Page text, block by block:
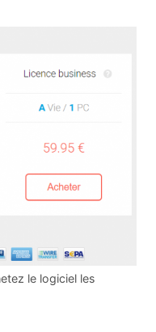
le logiciel les